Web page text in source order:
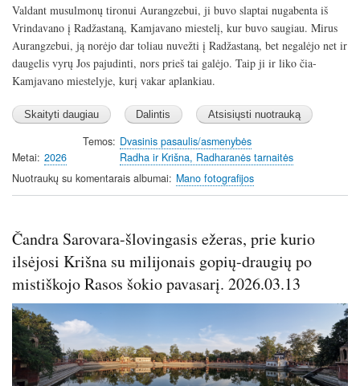
Valdant musulmonų tironui Aurangzebui, ji buvo slaptai nugabenta iš
Vrindavano į Radžastaną, Kamjavano miestelį, kur buvo saugiau. Mirus
Aurangzebui, ją norėjo dar toliau nuvežti į Radžastaną, bet negalėjo net ir
daugelis vyrų Jos pajudinti, nors prieš tai galėjo. Taip ji ir liko čia-
Kamjavano miestelyje, kurį vakar aplankiau.
Metai 2026
Temos Dvasinis pasaulis/asmenybės
Radha ir Krišna, Radharanės tarnaitės
Nuotraukų su komentarais albumai
Mano fotografijos
Čandra Sarovara-šlovingasis ežeras, prie kurio
ilsėjosi Krišna su milijonais gopių-draugių po
mistiškojo Rasos šokio pavasarį. 2026.03.13
Image